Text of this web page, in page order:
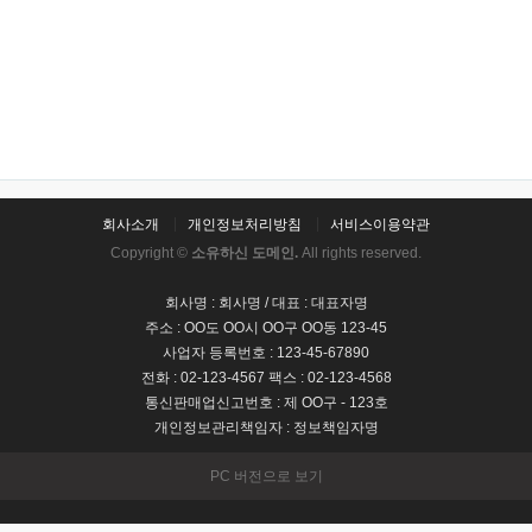
회사소개 개인정보처리방침
서비스이용약관
Copyright © 소유하신 도메인. All rights reserved.
회사명 : 회사명 / 대표 : 대표자명
주소 : OO도 OO시 OO구 OO동 123-45
사업자 등록번호 : 123-45-67890
전화 : 02-123-4567 팩스 : 02-123-4568
통신판매업신고번호 : 제 OO구 - 123호
개인정보관리책임자 : 정보책임자명
PC 버전으로 보기